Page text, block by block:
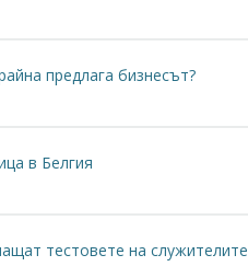
предлага бизнесът?
в Белгия
тестовете на